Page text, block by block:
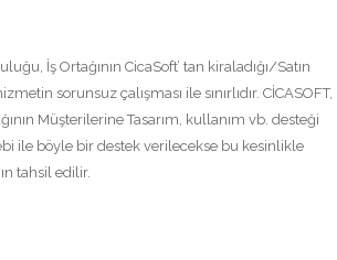
İş Ortağının CicaSoft’ tan kiraladığı/Satın
sorunsuz çalışması ile sınırlıdır. CİCASOFT,
Müşterilerine Tasarım, kullanım vb. desteği
ile böyle bir destek verilecekse bu kesinlikle
tahsil edilir.